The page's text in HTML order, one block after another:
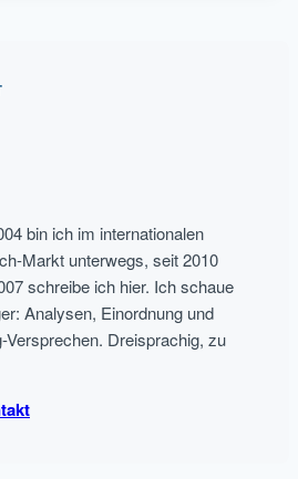
bin ich im internationalen
Markt unterwegs, seit 2010
schreibe ich hier. Ich schaue
Analysen, Einordnung und
Dreisprachig, zu